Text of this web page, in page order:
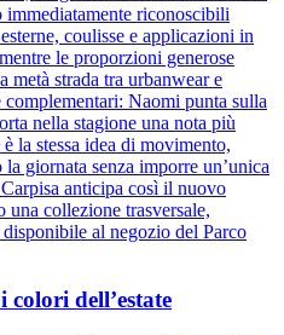
immediatamente riconoscibili
coulisse e applicazioni in
le proporzioni generose
metà strada tra urbanwear e
Naomi punta sulla
nella stagione una nota più
la stessa idea di movimento,
giornata senza imporre un’unica
anticipa così il nuovo
una collezione trasversale,
al negozio del Parco
dell’estate